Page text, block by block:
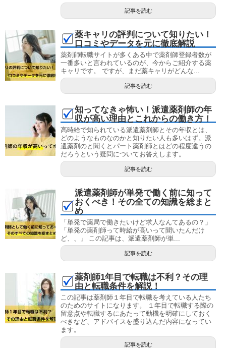
記事を読む
薬キャリの評判について知りたい！
口コミやデータを元に徹底解説
薬剤師転職サイトが多くある中で薬剤師登録者数が
一番多いと言われているのが、今からご紹介する薬
キャリです。 ですが、まだ薬キャリがどんな...
記事を読む
知ってなきゃ怖い！派遣薬剤師の年
収が高い理由とこれからの働き方！
高時給で知られている派遣薬剤師とその年収とは、
どのようなものなのかと知りたい人も多いはず。派
遣薬剤のと聞くとパート薬剤師とはどの程度違うの
だろうという疑問についてお答えします。
記事を読む
派遣薬剤師が単発で働く前に知って
おくべき！その全ての知識を総まと
め
「単発で薬局で働きたいけど求人なんてあるの？」
「単発の薬剤師って時給が高いって聞いたんだけ
ど、、」 この記事は、派遣薬剤師が単...
記事を読む
薬剤師1年目で転職は不利？その理
由と転職条件を解説！
この記事は薬剤師１年目で転職を考えている人たち
のためのサイトになります。 １年目で転職する際の
留意点や転職するにあたって動機を明確にしておく
べきなど、アドバイスを盛り込んだ内容になってい
ます。
記事を読む